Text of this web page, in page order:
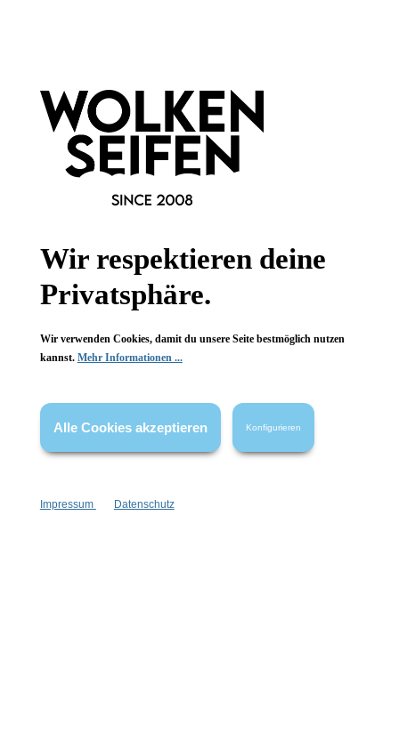
Informationen
Gesetzliche Informationen
FAQ
* Alle Preise inkl. gesetzl. Mehrwertsteuer zzgl. Versandkosten
wenn nicht anders angegeben.
Wir respektieren deine
Privatsphäre.
Wir verwenden Cookies, damit du unsere Seite bestmöglich nutzen
kannst. Mehr Informationen ...
Alle Cookies akzeptieren Konfigurieren
Impressum Datenschutz